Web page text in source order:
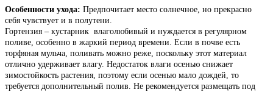
Особенности ухода: Предпочитает место солнечное, но прекрасно
себя чувствует и в полутени.
Гортензия – кустарник влаголюбивый и нуждается в регулярном
поливе, особенно в жаркий период времени. Если в почве есть
торфяная мульча, поливать можно реже, поскольку этот материал
отлично удерживает влагу. Недостаток влаги осенью снижает
зимостойкость растения, поэтому если осенью мало дождей, то
требуется дополнительный полив. Не рекомендуется размещать под